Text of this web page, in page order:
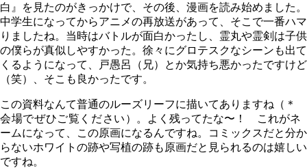
白』を見たのがきっかけで、その後、漫画を読み始めました。
中学生になってからアニメの再放送があって、そこで一番ハマ
りましたね。当時はバトルが面白かったし、霊丸や霊剣は子供
の僕らが真似しやすかった。徐々にグロテスクなシーンも出て
くるようになって、戸愚呂（兄）とか気持ち悪かったですけど
（笑）、そこも良かったです。
この資料なんて普通のルーズリーフに描いてありますね（＊
会場でぜひご覧ください ）。よく残ってたな〜！ これがネ
ームになって、この原画になるんですね。コミックスだと分か
らないホワイトの跡や写植の跡も原画だと見られるのは嬉しい
ですね。